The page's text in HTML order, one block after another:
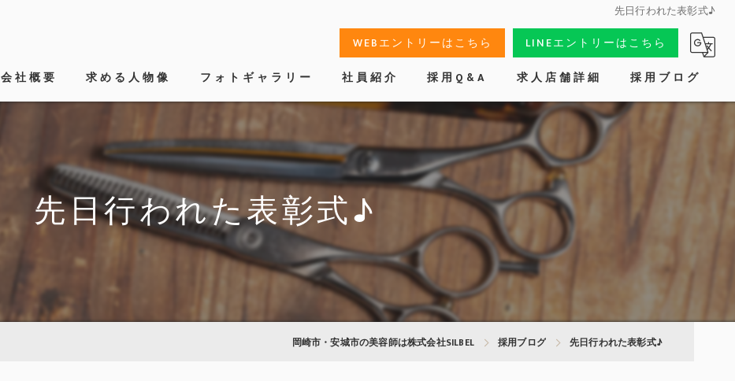
先日行われた表彰式♪
WEBエントリーはこちら LINEエントリーはこちら
会社概要
ビジョン
事業案内
求める人物像 フォトギャラリー 社員紹介 採用Q&A 求人店舗詳細 採用ブログ
先日行われた表彰式♪
岡崎市・安城市の美容師は株式会社SILBEL 採用ブログ 先日行われた表彰式♪